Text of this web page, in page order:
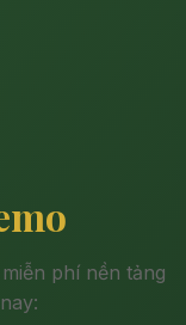
phí nền tảng